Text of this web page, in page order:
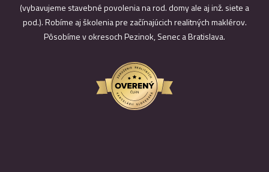
(vybavujeme stavebné povolenia na rod. domy ale aj inž. siete a
pod.). Robíme aj školenia pre začínajúcich realitných maklérov.
Pôsobíme v okresoch Pezinok, Senec a Bratislava.